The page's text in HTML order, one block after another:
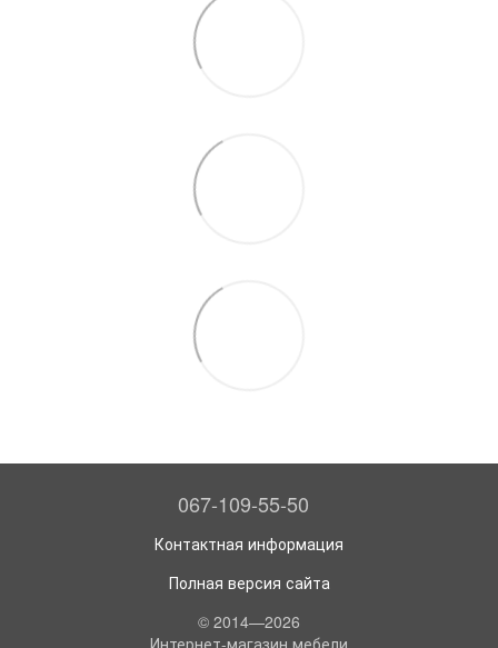
067-109-55-50
Контактная информация
Полная версия сайта
© 2014—2026
Интернет-магазин мебели